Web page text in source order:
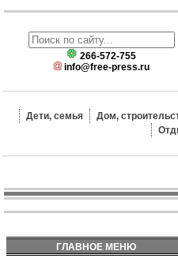
266-572-755
info@free-press.ru
Дети, семья Дом,
ГЛАВНОЕ МЕНЮ